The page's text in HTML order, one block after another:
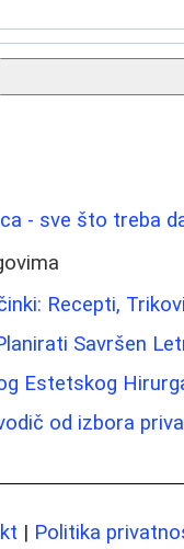
- sve što treba
Recepti,
Savršen
Estetskog
od izbora
| Politika